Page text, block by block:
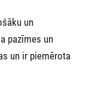
un
pazīmes un
un ir piemērota